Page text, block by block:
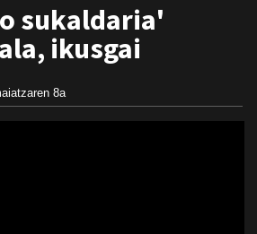
sukaldaria'
ikusgai
8a